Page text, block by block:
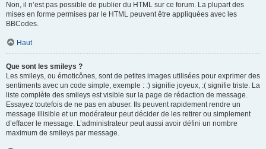
Non, il n’est pas possible de publier du HTML sur ce forum. La plupart des
mises en forme permises par le HTML peuvent être appliquées avec les
BBCodes.
Haut
Que sont les smileys ?
Les smileys, ou émoticônes, sont de petites images utilisées pour exprimer des
sentiments avec un code simple, exemple : :) signifie joyeux, :( signifie triste. La
liste complète des smileys est visible sur la page de rédaction de message.
Essayez toutefois de ne pas en abuser. Ils peuvent rapidement rendre un
message illisible et un modérateur peut décider de les retirer ou simplement
d’effacer le message. L’administrateur peut aussi avoir défini un nombre
maximum de smileys par message.